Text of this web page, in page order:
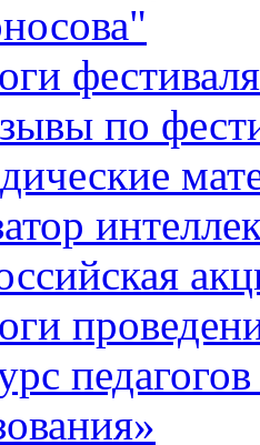
фестиваля
по